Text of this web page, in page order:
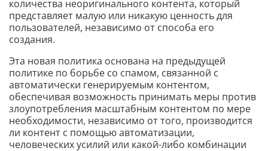
количества неоригинального контента, который
представляет малую или никакую ценность для
пользователей, независимо от способа его
создания.
Эта новая политика основана на предыдущей
политике по борьбе со спамом, связанной с
автоматически генерируемым контентом,
обеспечивая возможность принимать меры против
злоупотребления масштабным контентом по мере
необходимости, независимо от того, производится
ли контент с помощью автоматизации,
человеческих усилий или какой-либо комбинации